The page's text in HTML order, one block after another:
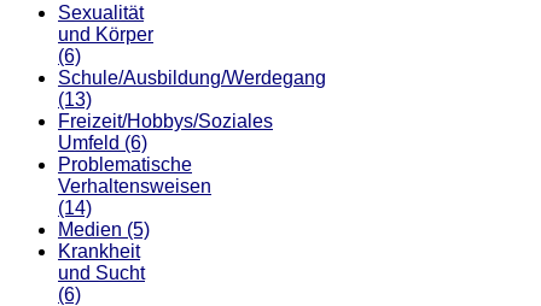
Sexualität
und Körper
(6)
Schule/Ausbildung/Werdegang
(13)
Freizeit/Hobbys/Soziales
Umfeld (6)
Problematische
Verhaltensweisen
(14)
Medien (5)
Krankheit
und Sucht
(6)